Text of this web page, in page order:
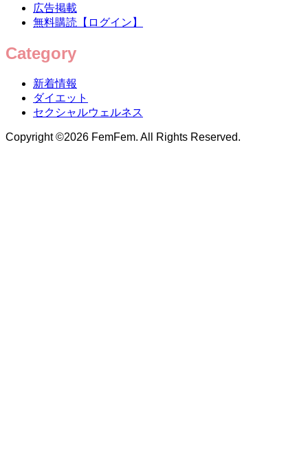
広告掲載
無料購読【ログイン】
Category
新着情報
ダイエット
セクシャルウェルネス
Copyright ©2026 FemFem. All Rights Reserved.